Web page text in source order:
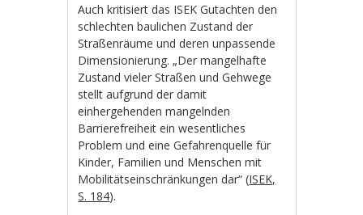
Auch kritisiert das ISEK Gutachten den
schlechten baulichen Zustand der
Straßenräume und deren unpassende
Dimensionierung. „Der mangelhafte
Zustand vieler Straßen und Gehwege
stellt aufgrund der damit
einhergehenden mangelnden
Barrierefreiheit ein wesentliches
Problem und eine Gefahrenquelle für
Kinder, Familien und Menschen mit
Mobilitätseinschränkungen dar“ (ISEK,
S. 184).